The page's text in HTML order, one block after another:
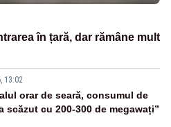
în țară, dar rămâne mult
13:02
orar de seară, consumul de
scăzut cu 200-300 de megawați”